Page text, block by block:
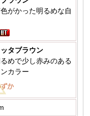
がかった明るめな自
タブラウン
めで少し赤みのある
カラー